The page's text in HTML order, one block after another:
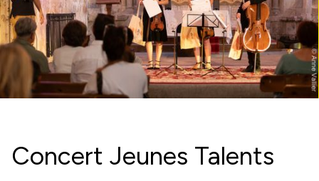
Concert Jeunes Talents